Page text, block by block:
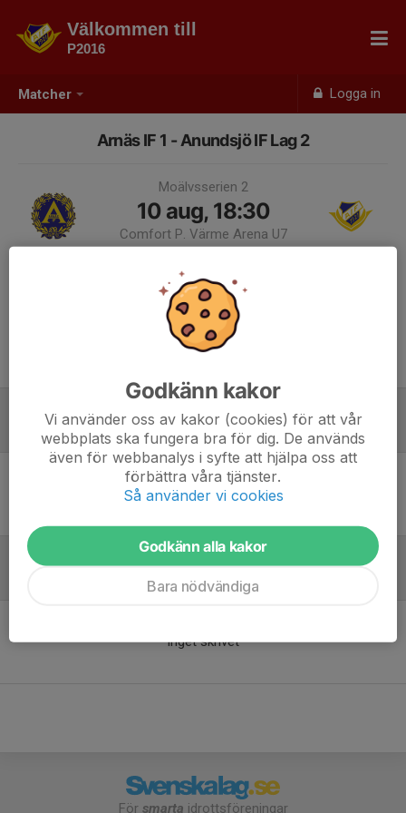
Matcher Logga in
Välkommen till
P2016
Arnäs IF 1 - Anundsjö IF Lag 2
Moälvsserien 2
10 aug, 18:30
Comfort P. Värme Arena U7
Samling 18:00
Endast kallade kan anmäla sig till aktiviteten. 13 personer är kallade.
Laguppställning
Ingen uppställning ifylld
Inget skrivet
För smarta idrottsföreningar
Godkänn kakor
Vi använder oss av kakor (cookies) för att vår
webbplats ska fungera bra för dig. De används
även för webbanalys i syfte att hjälpa oss att
förbättra våra tjänster.
Så använder vi cookies
Godkänn alla kakor
Bara nödvändiga